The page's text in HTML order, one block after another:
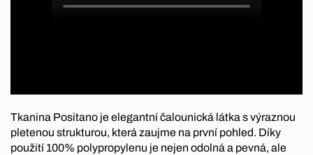
Tkanina Positano je elegantní čalounická látka s výraznou
pletenou strukturou, která zaujme na první pohled. Díky
použití 100% polypropylenu je nejen odolná a pevná, ale